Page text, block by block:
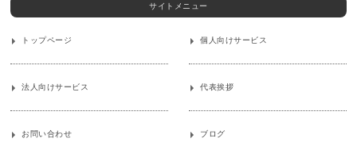
サイトメニュー
トップページ 個人向けサービス
法人向けサービス 代表挨拶
お問い合わせ ブログ